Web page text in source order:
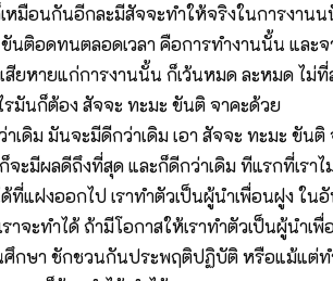
หมือนกันอีกละมีสัจจะทำให้จริงในการงาน
นติอดทนตลอดเวลา คือการทำงานนั้น และจ
สียหายแก่การงานนั้น ก็เว้นหมด ละหมด ไม่ที่
ะไรมันก็ต้อง สัจจะ ทะมะ ขันติ จาคะด้วย
เดิม มันจะมีดีกว่าเดิม เอา สัจจะ ทะมะ ขันติ
ะมีผลดีถึงที่สุด และก็ดีกว่าเดิม ทีแรกที่เราไ
ที่แฝงออกไป เราทำตัวเป็นผู้นำเพื่อนฝูง ใน
าจะทำได้ ถ้ามีโอกาสให้เราทำตัวเป็นผู้นำเ
กษา ชักชวนกันประพฤติปฏิบัติ หรือแม้แต่ท